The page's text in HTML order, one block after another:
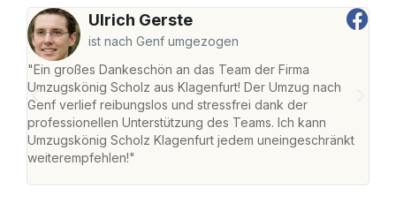
Ulrich Gerste
ist nach Genf umgezogen
"Ein großes Dankeschön an das Team der Firma
Umzugskönig Scholz aus Klagenfurt! Der Umzug nach
Genf verlief reibungslos und stressfrei dank der
professionellen Unterstützung des Teams. Ich kann
Umzugskönig Scholz Klagenfurt jedem uneingeschränkt
weiterempfehlen!"